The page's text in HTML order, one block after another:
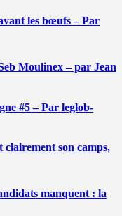
les bœufs – Par
Moulinex – par Jean
#5 – Par leglob-
clairement son camps,
manquent : la